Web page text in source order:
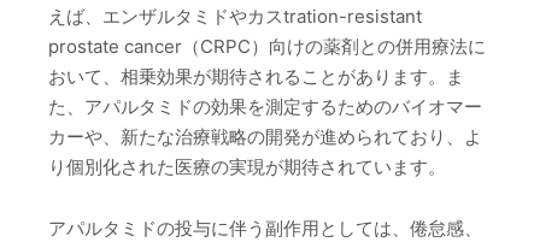
えば、エンザルタミドやカスtration-resistant
prostate cancer（CRPC）向けの薬剤との併用療法に
おいて、相乗効果が期待されることがあります。ま
た、アパルタミドの効果を測定するためのバイオマー
カーや、新たな治療戦略の開発が進められており、よ
り個別化された医療の実現が期待されています。
アパルタミドの投与に伴う副作用としては、倦怠感、